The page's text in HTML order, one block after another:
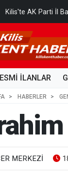
Kilis'te AK Parti İl
İLANLAR
HABERLER
MERKEZI